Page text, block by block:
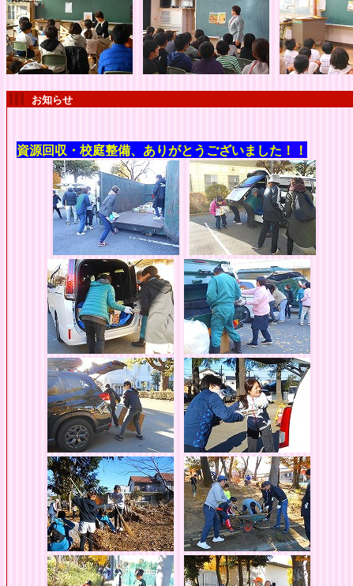
お知らせ
資源回収・校庭整備、ありがとうございました ！！